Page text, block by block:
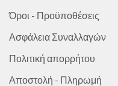
Όροι - Προϋποθέσεις
Ασφάλεια Συναλλαγών
Πολιτική απορρήτου
Αποστολή - Πληρωμή